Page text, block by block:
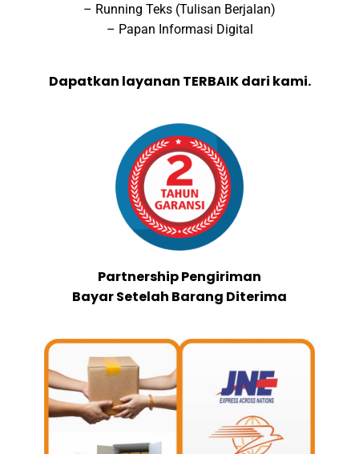
– Running Teks (Tulisan Berjalan)
– Papan Informasi Digital
Dapatkan layanan TERBAIK dari kami.
Partnership Pengiriman
Bayar Setelah Barang Diterima